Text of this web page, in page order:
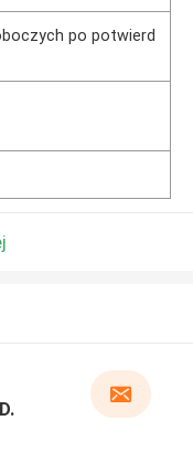
po potwierd